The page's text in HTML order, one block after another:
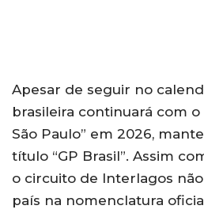
Apesar de seguir no
brasileira continuará com o
São Paulo” em 2026,
título “GP Brasil”. Assim
o circuito de Interlagos
país na nomenclatura